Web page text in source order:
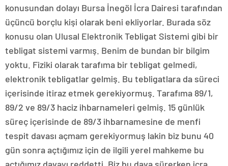
konusundan dolayı Bursa İnegöl İcra Dairesi tarafından
üçüncü borçlu kişi olarak beni ekliyorlar. Burada söz
konusu olan Ulusal Elektronik Tebligat Sistemi gibi bir
tebligat sistemi varmış. Benim de bundan bir bilgim
yoktu. Fiziki olarak tarafıma bir tebligat gelmedi,
elektronik tebligatlar gelmiş. Bu tebligatlara da süreci
içerisinde itiraz etmek gerekiyormuş. Tarafıma 89/1,
89/2 ve 89/3 haciz ihbarnameleri gelmiş. 15 günlük
süreç içerisinde de 89/3 ihbarnamesine de menfi
tespit davası açmam gerekiyormuş lakin biz bunu 40
gün sonra açtığımız için de ilgili yerel mahkeme bu